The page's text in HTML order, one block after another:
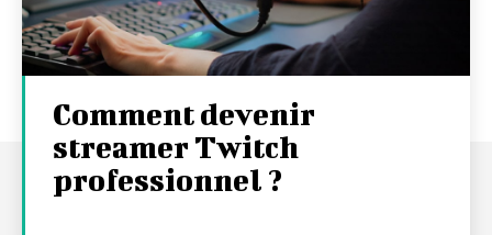
Comment devenir
streamer Twitch
professionnel ?